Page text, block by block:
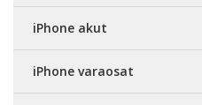
iPhone akut
iPhone varaosat